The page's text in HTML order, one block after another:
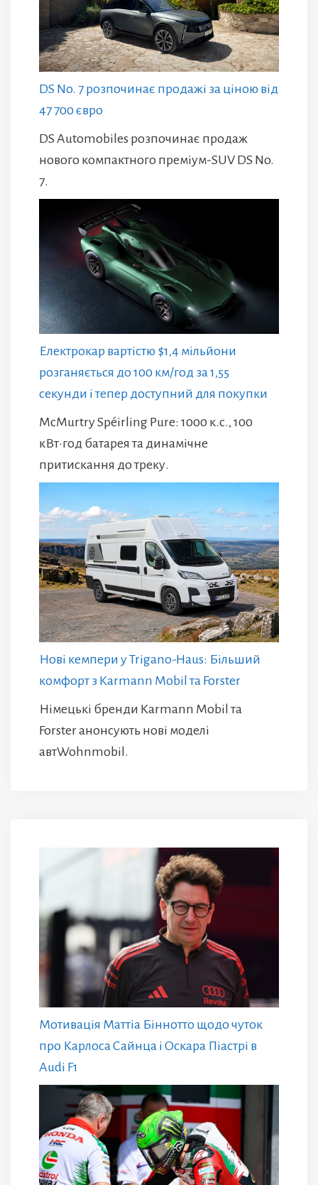
DS No. 7 розпочинає продажі за ціною від
47 700 євро
DS Automobiles розпочинає продаж
нового компактного преміум-SUV DS No.
7.
Електрокар вартістю $1,4 мільйони
розганяється до 100 км/год за 1,55
секунди і тепер доступний для покупки
McMurtry Spéirling Pure: 1000 к.с., 100
кВт·год батарея та динамічне
притискання до треку.
Нові кемпери у Trigano-Haus: Більший
комфорт з Karmann Mobil та Forster
Німецькі бренди Karmann Mobil та
Forster анонсують нові моделі
автWohnmobil.
Мотивація Маттіа Біннотто щодо чуток
про Карлоса Сайнца і Оскара Піастрі в
Audi F1